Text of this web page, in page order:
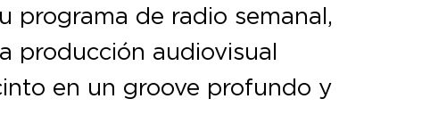
programa de radio semanal,
producción audiovisual
en un groove profundo y